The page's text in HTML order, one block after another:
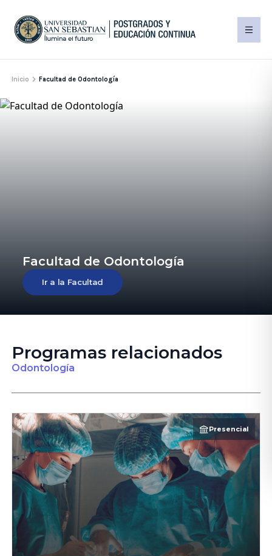
Inicio Facultad de Odontología
Facultad de Odontología
Ir a la Facultad
Programas relacionados
Odontología
Presencial